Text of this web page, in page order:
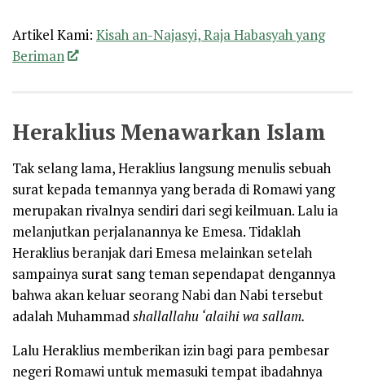
Artikel Kami: Kisah an-Najasyi, Raja Habasyah yang
Beriman
Heraklius Menawarkan Islam
Tak selang lama, Heraklius langsung menulis sebuah
surat kepada temannya yang berada di Romawi yang
merupakan rivalnya sendiri dari segi keilmuan. Lalu ia
melanjutkan perjalanannya ke Emesa. Tidaklah
Heraklius beranjak dari Emesa melainkan setelah
sampainya surat sang teman sependapat dengannya
bahwa akan keluar seorang Nabi dan Nabi tersebut
adalah Muhammadshallallahu ‘alaihi wa sallam.
Lalu Heraklius memberikan izin bagi para pembesar
negeri Romawi untuk memasuki tempat ibadahnya